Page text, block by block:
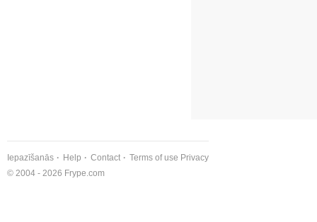
Iepazīšanās Help Contact Terms of use Privacy
© 2004 - 2026 Frype.com